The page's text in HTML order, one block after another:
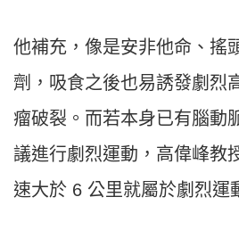
他補充，像是安非他命、搖
劑，吸食之後也易誘發劇烈
瘤破裂。而若本身已有腦動
議進行劇烈運動，高偉峰教
速大於 6 公里就屬於劇烈運